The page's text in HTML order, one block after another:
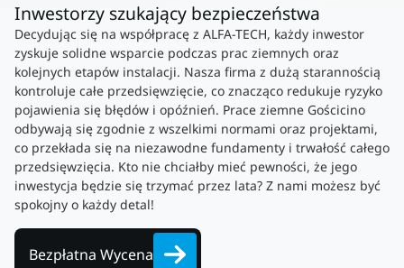
Inwestorzy szukający bezpieczeństwa
Decydując się na współpracę z ALFA-TECH, każdy inwestor
zyskuje solidne wsparcie podczas prac ziemnych oraz
kolejnych etapów instalacji. Nasza firma z dużą starannością
kontroluje całe przedsięwzięcie, co znacząco redukuje ryzyko
pojawienia się błędów i opóźnień. Prace ziemne Gościcino
odbywają się zgodnie z wszelkimi normami oraz projektami,
co przekłada się na niezawodne fundamenty i trwałość całego
przedsięwzięcia. Kto nie chciałby mieć pewności, że jego
inwestycja będzie się trzymać przez lata? Z nami możesz być
spokojny o każdy detal!
Bezpłatna Wycena